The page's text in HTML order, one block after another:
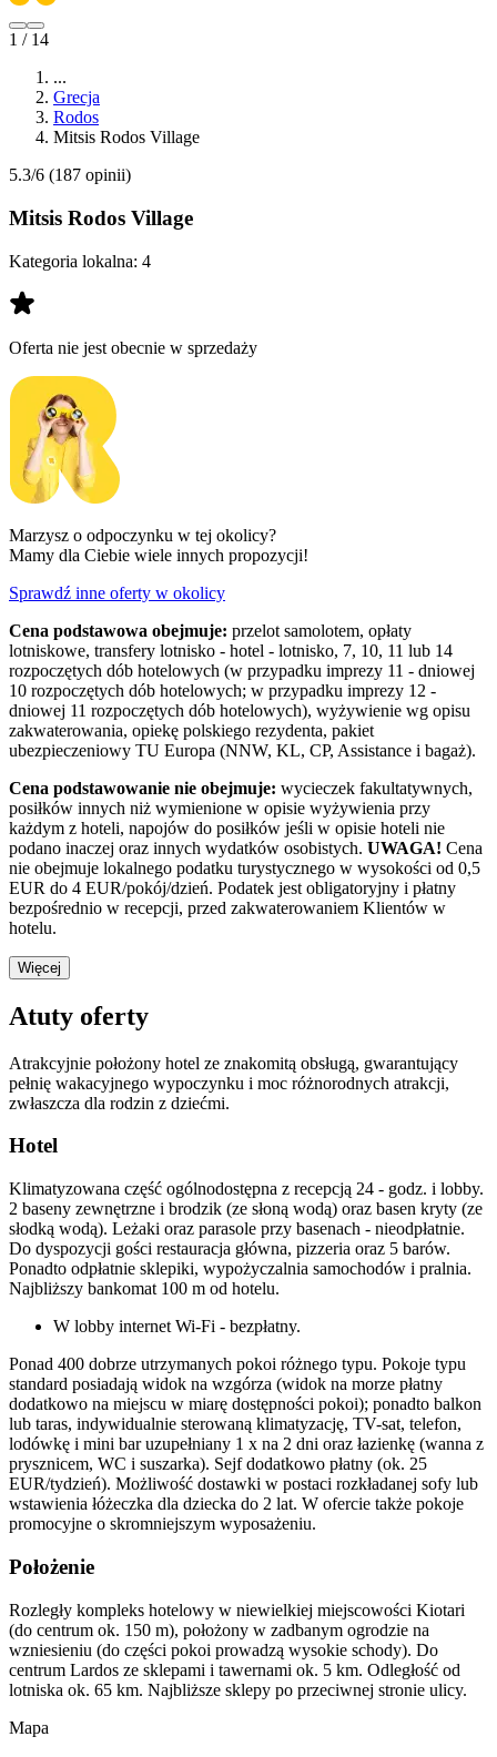
1 / 14
...
Grecja
Rodos
Mitsis Rodos Village
5.3/6 (187 opinii)
Mitsis Rodos Village
Kategoria lokalna: 4
Oferta nie jest obecnie w sprzedaży
Marzysz o odpoczynku w tej okolicy?
Mamy dla Ciebie wiele innych propozycji!
Sprawdź inne oferty w okolicy
Cena podstawowa obejmuje: przelot samolotem, opłaty
lotniskowe, transfery lotnisko - hotel - lotnisko, 7, 10, 11 lub 14
rozpoczętych dób hotelowych (w przypadku imprezy 11 - dniowej
10 rozpoczętych dób hotelowych; w przypadku imprezy 12 -
dniowej 11 rozpoczętych dób hotelowych), wyżywienie wg opisu
zakwaterowania, opiekę polskiego rezydenta, pakiet
ubezpieczeniowy TU Europa (NNW, KL, CP, Assistance i bagaż).
Cena podstawowanie nie obejmuje: wycieczek fakultatywnych,
posiłków innych niż wymienione w opisie wyżywienia przy
każdym z hoteli, napojów do posiłków jeśli w opisie hoteli nie
podano inaczej oraz innych wydatków osobistych. UWAGA! Cena
nie obejmuje lokalnego podatku turystycznego w wysokości od 0,5
EUR do 4 EUR/pokój/dzień. Podatek jest obligatoryjny i płatny
bezpośrednio w recepcji, przed zakwaterowaniem Klientów w
hotelu.
Więcej
Atuty oferty
Atrakcyjnie położony hotel ze znakomitą obsługą, gwarantujący
pełnię wakacyjnego wypoczynku i moc różnorodnych atrakcji,
zwłaszcza dla rodzin z dziećmi.
Hotel
Klimatyzowana część ogólnodostępna z recepcją 24 - godz. i lobby.
2 baseny zewnętrzne i brodzik (ze słoną wodą) oraz basen kryty (ze
słodką wodą). Leżaki oraz parasole przy basenach - nieodpłatnie.
Do dyspozycji gości restauracja główna, pizzeria oraz 5 barów.
Ponadto odpłatnie sklepiki, wypożyczalnia samochodów i pralnia.
Najbliższy bankomat 100 m od hotelu.
W lobby internet Wi-Fi - bezpłatny.
Ponad 400 dobrze utrzymanych pokoi różnego typu. Pokoje typu
standard posiadają widok na wzgórza (widok na morze płatny
dodatkowo na miejscu w miarę dostępności pokoi); ponadto balkon
lub taras, indywidualnie sterowaną klimatyzację, TV-sat, telefon,
lodówkę i mini bar uzupełniany 1 x na 2 dni oraz łazienkę (wanna z
prysznicem, WC i suszarka). Sejf dodatkowo płatny (ok. 25
EUR/tydzień). Możliwość dostawki w postaci rozkładanej sofy lub
wstawienia łóżeczka dla dziecka do 2 lat. W ofercie także pokoje
promocyjne o skromniejszym wyposażeniu.
Położenie
Rozległy kompleks hotelowy w niewielkiej miejscowości Kiotari
(do centrum ok. 150 m), położony w zadbanym ogrodzie na
wzniesieniu (do części pokoi prowadzą wysokie schody). Do
centrum Lardos ze sklepami i tawernami ok. 5 km. Odległość od
lotniska ok. 65 km. Najbliższe sklepy po przeciwnej stronie ulicy.
Mapa